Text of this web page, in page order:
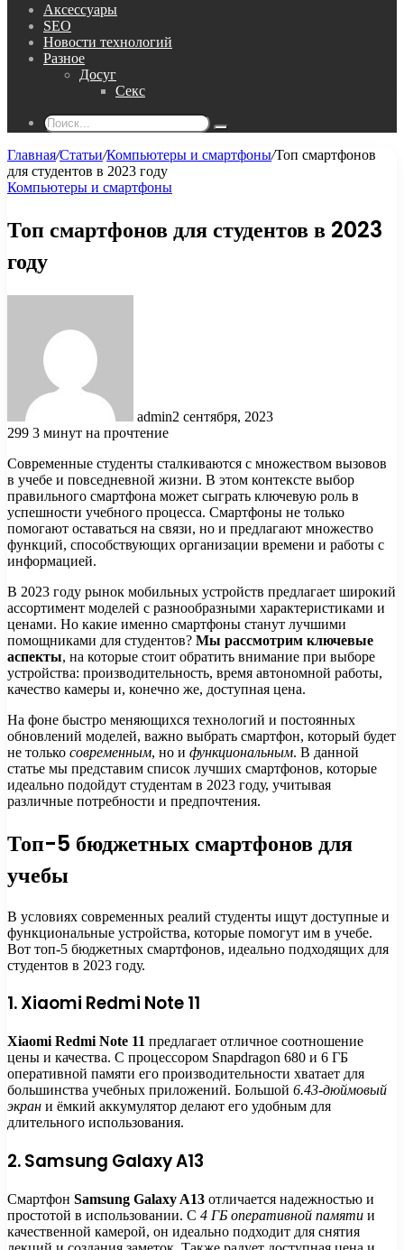
Аксессуары
SEO
Новости технологий
Разное
Досуг
Секс
Поиск...
Главная/Статьи/Компьютеры и смартфоны/Топ смартфонов
для студентов в 2023 году
Компьютеры и смартфоны
Топ смартфонов для студентов в 2023
году
admin2 сентября, 2023
299 3 минут на прочтение
Современные студенты сталкиваются с множеством вызовов
в учебе и повседневной жизни. В этом контексте выбор
правильного смартфона может сыграть ключевую роль в
успешности учебного процесса. Смартфоны не только
помогают оставаться на связи, но и предлагают множество
функций, способствующих организации времени и работы с
информацией.
В 2023 году рынок мобильных устройств предлагает широкий
ассортимент моделей с разнообразными характеристиками и
ценами. Но какие именно смартфоны станут лучшими
помощниками для студентов? Мы рассмотрим ключевые
аспекты, на которые стоит обратить внимание при выборе
устройства: производительность, время автономной работы,
качество камеры и, конечно же, доступная цена.
На фоне быстро меняющихся технологий и постоянных
обновлений моделей, важно выбрать смартфон, который будет
не только современным, но и функциональным. В данной
статье мы представим список лучших смартфонов, которые
идеально подойдут студентам в 2023 году, учитывая
различные потребности и предпочтения.
Топ-5 бюджетных смартфонов для
учебы
В условиях современных реалий студенты ищут доступные и
функциональные устройства, которые помогут им в учебе.
Вот топ-5 бюджетных смартфонов, идеально подходящих для
студентов в 2023 году.
1. Xiaomi Redmi Note 11
Xiaomi Redmi Note 11 предлагает отличное соотношение
цены и качества. С процессором Snapdragon 680 и 6 ГБ
оперативной памяти его производительности хватает для
большинства учебных приложений. Большой 6.43-дюймовый
экран и ёмкий аккумулятор делают его удобным для
длительного использования.
2. Samsung Galaxy A13
Смартфон Samsung Galaxy A13 отличается надежностью и
простотой в использовании. С 4 ГБ оперативной памяти и
качественной камерой, он идеально подходит для снятия